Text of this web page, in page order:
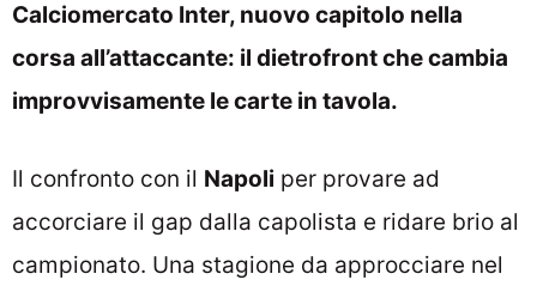
Calciomercato Inter, nuovo capitolo nella
corsa all’attaccante: il dietrofront che cambia
improvvisamente le carte in tavola.
Il confronto con il Napoli per provare ad
accorciare il gap dalla capolista e ridare brio al
campionato. Una stagione da approcciare nel